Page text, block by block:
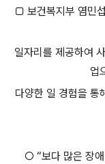
□ 보건복지부 염민
일자리를 제공하여
업
다양한 일 경험을 통
○ “보다 많은 장애